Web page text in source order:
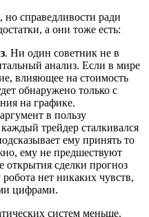
но справедливости ради
а они тоже есть:
. Ни один советник не в
анализ. Если в мире
влияющее на стоимость
обнаружено только с
на графике.
в пользу
трейдер сталкивался
ему принять то
ему не предшествуют
открытия сделки прогноз
нет никаких чувств,
цифрами.
систем меньше.